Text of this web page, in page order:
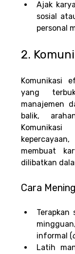
Ajak
sosial
personal
2.
Komunikasi
yang
manajemen
balik,
membuat
dilibatkan
Cara
Terapkan
informal (
Latih